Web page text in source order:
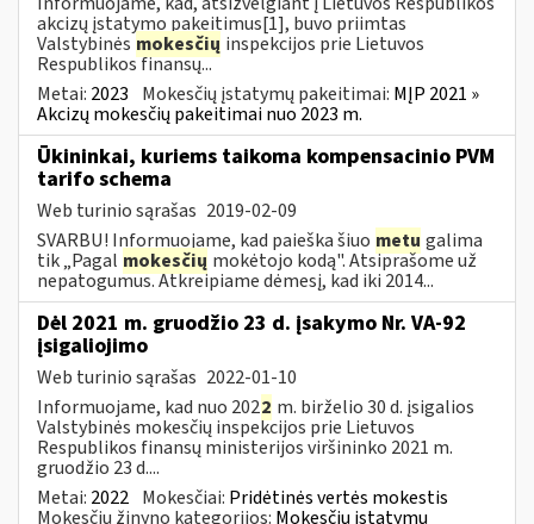
akcizų įstatymo pakeitimus[1], buvo priimtas
Valstybinės mokesčių inspekcijos prie Lietuvos
Respublikos finansų...
Metai: 2023 Mokesčių įstatymų pakeitimai: MĮP 2021 »
Akcizų mokesčių pakeitimai nuo 2023 m.
Ūkininkai, kuriems taikoma kompensacinio PVM
tarifo schema
Web turinio sąrašas 2019-02-09
SVARBU! Informuojame, kad paieška šiuo metu galima
tik „Pagal mokesčių mokėtojo kodą". Atsiprašome už
nepatogumus. Atkreipiame dėmesį, kad iki 2014...
Dėl 2021 m. gruodžio 23 d. įsakymo Nr. VA-92
įsigaliojimo
Web turinio sąrašas 2022-01-10
Informuojame, kad nuo 2022 m. birželio 30 d. įsigalios
Valstybinės mokesčių inspekcijos prie Lietuvos
Respublikos finansų ministerijos viršininko 2021 m.
gruodžio 23 d....
Metai: 2022 Mokesčiai: Pridėtinės vertės mokestis
Mokesčių žinyno kategorijos: Mokesčių įstatymų